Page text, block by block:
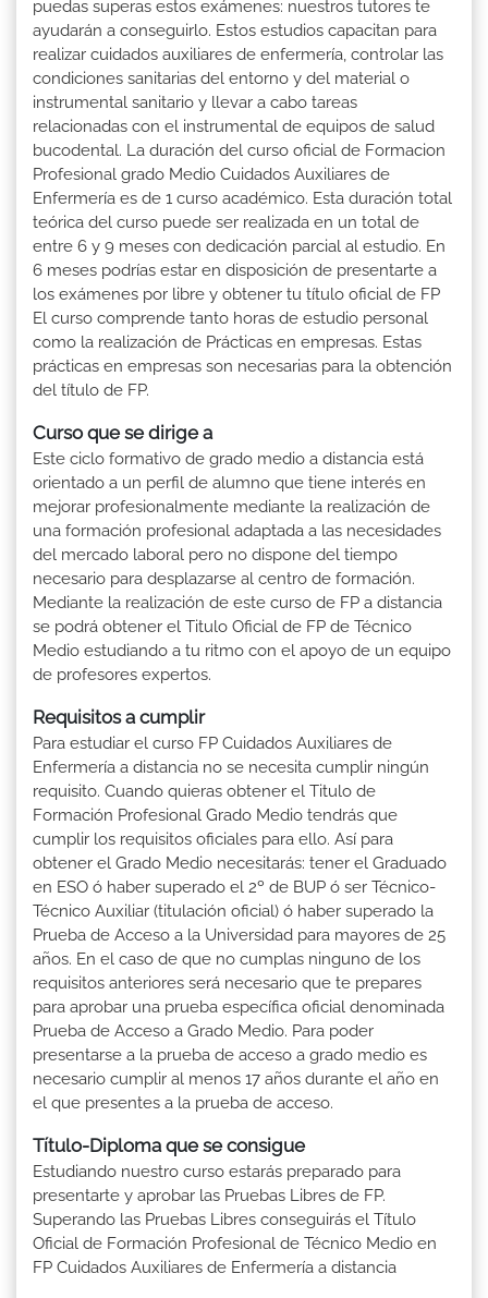
puedas superas estos exámenes: nuestros tutores te
ayudarán a conseguirlo. Estos estudios capacitan para
realizar cuidados auxiliares de enfermería, controlar las
condiciones sanitarias del entorno y del material o
instrumental sanitario y llevar a cabo tareas
relacionadas con el instrumental de equipos de salud
bucodental. La duración del curso oficial de Formacion
Profesional grado Medio Cuidados Auxiliares de
Enfermería es de 1 curso académico. Esta duración total
teórica del curso puede ser realizada en un total de
entre 6 y 9 meses con dedicación parcial al estudio. En
6 meses podrías estar en disposición de presentarte a
los exámenes por libre y obtener tu título oficial de FP
El curso comprende tanto horas de estudio personal
como la realización de Prácticas en empresas. Estas
prácticas en empresas son necesarias para la obtención
del título de FP.
Curso que se dirige a
Este ciclo formativo de grado medio a distancia está
orientado a un perfil de alumno que tiene interés en
mejorar profesionalmente mediante la realización de
una formación profesional adaptada a las necesidades
del mercado laboral pero no dispone del tiempo
necesario para desplazarse al centro de formación.
Mediante la realización de este curso de FP a distancia
se podrá obtener el Titulo Oficial de FP de Técnico
Medio estudiando a tu ritmo con el apoyo de un equipo
de profesores expertos.
Requisitos a cumplir
Para estudiar el curso FP Cuidados Auxiliares de
Enfermería a distancia no se necesita cumplir ningún
requisito. Cuando quieras obtener el Titulo de
Formación Profesional Grado Medio tendrás que
cumplir los requisitos oficiales para ello. Así para
obtener el Grado Medio necesitarás: tener el Graduado
en ESO ó haber superado el 2º de BUP ó ser Técnico-
Técnico Auxiliar (titulación oficial) ó haber superado la
Prueba de Acceso a la Universidad para mayores de 25
años. En el caso de que no cumplas ninguno de los
requisitos anteriores será necesario que te prepares
para aprobar una prueba específica oficial denominada
Prueba de Acceso a Grado Medio. Para poder
presentarse a la prueba de acceso a grado medio es
necesario cumplir al menos 17 años durante el año en
el que presentes a la prueba de acceso.
Título-Diploma que se consigue
Estudiando nuestro curso estarás preparado para
presentarte y aprobar las Pruebas Libres de FP.
Superando las Pruebas Libres conseguirás el Título
Oficial de Formación Profesional de Técnico Medio en
FP Cuidados Auxiliares de Enfermería a distancia